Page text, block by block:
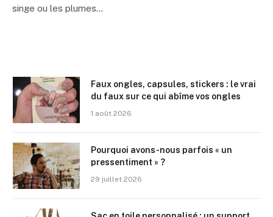
singe ou les plumes…
Faux ongles, capsules, stickers : le vrai
du faux sur ce qui abîme vos ongles
1 août 2026
Pourquoi avons-nous parfois « un
pressentiment » ?
29 juillet 2026